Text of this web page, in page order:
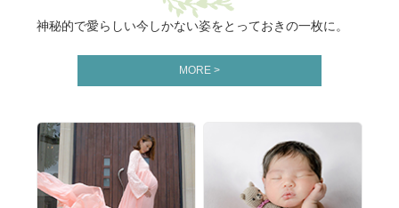
神秘的で愛らしい今しかない姿をとっておきの一枚に。
MORE >